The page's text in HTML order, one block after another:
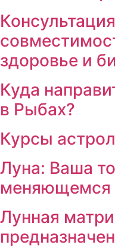
здоровье и
Куда
в Рыбах?
Курсы
Луна: Ваша
меняющемся
Лунная